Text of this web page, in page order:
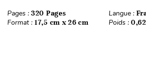
Pages : 320 Pages Langue :
Format : 17,5 cm x 26 cm Poids :